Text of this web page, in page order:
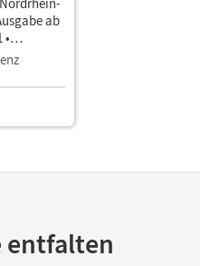
ab
•
E-Book
entfalten